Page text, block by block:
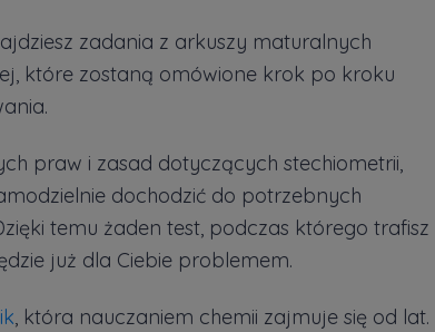
zadania z arkuszy maturalnych
które zostaną omówione krok po kroku
praw i zasad dotyczących stechiometrii,
dochodzić do potrzebnych
temu żaden test, podczas którego trafisz
już dla Ciebie problemem.
, która nauczaniem chemii zajmuje się od lat.